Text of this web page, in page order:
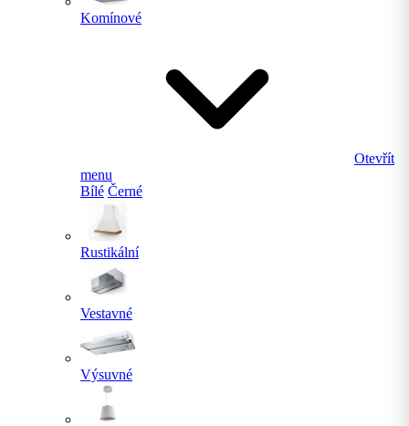
Komínové
Otevřít
menu
Bílé Černé
Rustikální
Vestavné
Výsuvné